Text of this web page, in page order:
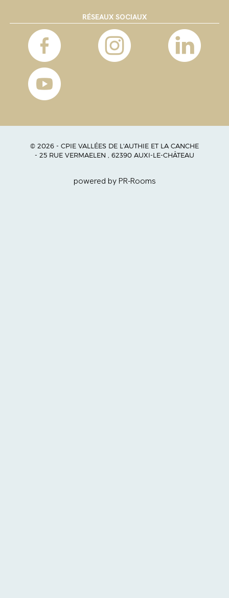
RÉSEAUX SOCIAUX
© 2026 - CPIE VALLÉES DE L'AUTHIE ET LA CANCHE
- 25 RUE VERMAELEN , 62390 AUXI-LE-CHÂTEAU
powered by PR-Rooms